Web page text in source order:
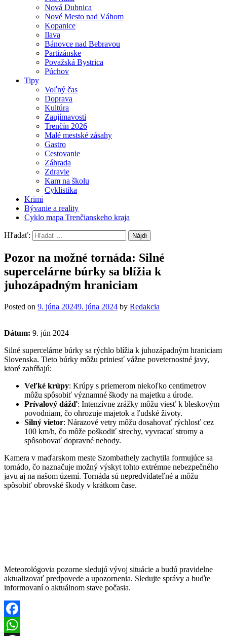
Nová Dubnica
Nové Mesto nad Váhom
Kopanice
Ilava
Bánovce nad Bebravou
Partizánske
Považská Bystrica
Púchov
Tipy
Voľný čas
Doprava
Kultúra
Zaujímavosti
Trenčín 2026
Malé mestské zásahy
Gastro
Cestovanie
Záhrada
Zdravie
Kam na školu
Cyklistika
Krimi
Bývanie a reality
Cyklo mapa Trenčianskeho kraja
Hľadať:
Pozor na možné tornáda: Silné
supercelárne búrky sa blížia k
juhozápadným hraniciam
Posted on 9. júna 20249. júna 2024 by Redakcia
Dátum: 9. jún 2024
Silné supercelárne búrky sa rýchlo blížia k juhozápadným hraniciam
Slovenska. Tieto búrky môžu priniesť vážne poveternostné javy,
ktoré zahŕňajú:
Veľké krúpy: Krúpy s priemerom niekoľko centimetrov
môžu spôsobiť významné škody na majetku a úrode.
Prívalový dážď: Intenzívne zrážky môžu viesť k bleskovým
povodniam, čo ohrozuje majetok a ľudské životy.
Silný vietor: Nárazové vetry môžu dosahovať rýchlosť cez
100 km/h, čo môže poškodiť strechy, vyvracať stromy a
spôsobovať dopravné nehody.
Kamera v maďarskom meste Szombathely zachytila formujúce sa
tornádo, čo naznačuje možný výskyt tohto extrémne nebezpečného
javu aj na našom území. Tornáda sú nepredvídateľné a môžu
spôsobiť obrovské škody v krátkom čase.
Meteorológovia pozorne sledujú vývoj situácie a budú pravidelne
aktualizovať predpovede a upozornenia. Sledujte správy a buďte
informovaní o aktuálnom stave počasia.
Facebook